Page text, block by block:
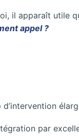
il apparaît utile
appel ?
par